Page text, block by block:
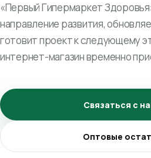
«Первый Гипермаркет
направление развития,
готовит проект к следующему
интернет-магазин временно
Связаться с
Оптовые